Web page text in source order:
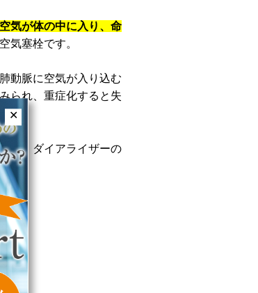
気が体の中に入り、命
気塞栓です。
動脈に空気が入り込む
られ、重症化すると失
と、ダイアライザーの
✕